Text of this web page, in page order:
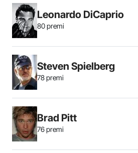
Leonardo DiCaprio
80 premi
Steven Spielberg
78 premi
Brad Pitt
76 premi